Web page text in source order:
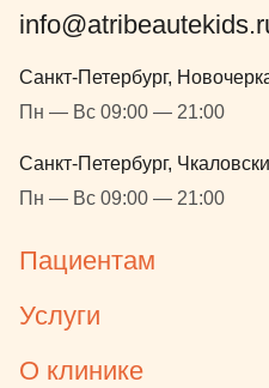
Санкт-Петербург,
Пн — Вс 09:00 — 21:00
Санкт-Петербург,
Пн — Вс 09:00 — 21:00
Пациентам
Услуги
О клинике